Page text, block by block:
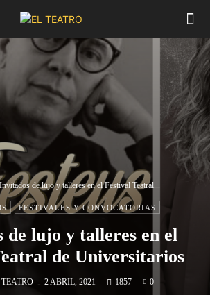
Invitados de lujo y talleres en el Festival Teatral...
FESTIVALES Y CONVOCATORIAS
de lujo y talleres en el
de Universitarios
- 2 ABRIL, 2021 1857 0